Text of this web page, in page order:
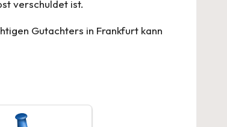
verschuldet ist.
Gutachters in Frankfurt kann